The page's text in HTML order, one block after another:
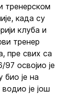
тренерском
када су
клуба и
тренер
пре свих са
освојио је
био је на
је још